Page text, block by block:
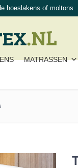
hoeslakens of moltons
MATRASSEN